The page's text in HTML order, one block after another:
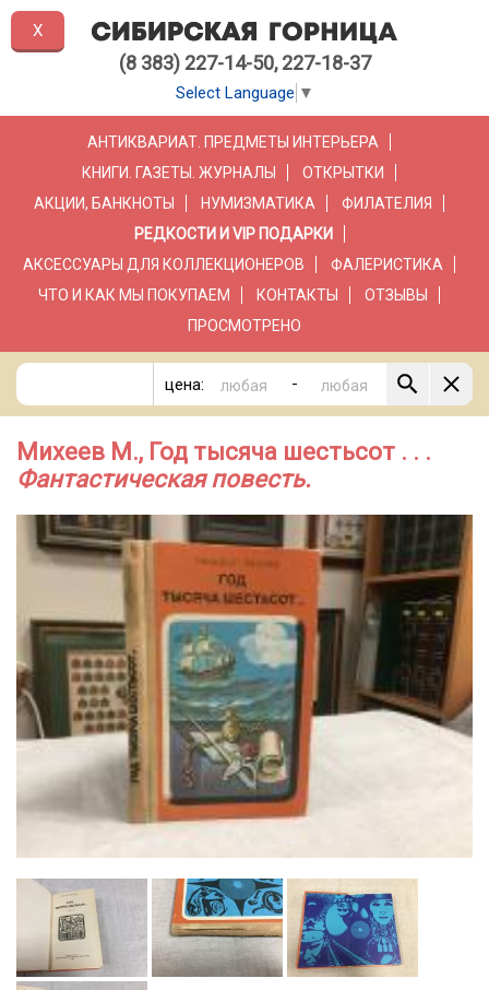
(8 383) 227-14-50, 227-18-37
Select Language ▼
АНТИКВАРИАТ. ПРЕДМЕТЫ ИНТЕРЬЕРА
КНИГИ. ГАЗЕТЫ. ЖУРНАЛЫ
ОТКРЫТКИ
АКЦИИ, БАНКНОТЫ
НУМИЗМАТИКА
ФИЛАТЕЛИЯ
РЕДКОСТИ И VIP ПОДАРКИ
АКСЕССУАРЫ ДЛЯ КОЛЛЕКЦИОНЕРОВ
ФАЛЕРИСТИКА
ЧТО И КАК МЫ ПОКУПАЕМ
КОНТАКТЫ
ОТЗЫВЫ
ПРОСМОТРЕНО
цена: -
Михеев М., Год тысяча шестьсот . . .
Фантастическая повесть.
X